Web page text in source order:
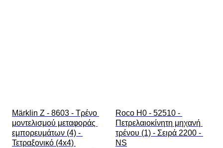
Märklin Z - 8603 - Τρένο
μοντελισμού μεταφοράς
εμπορευμάτων (4) -
Τετραξονικό (4x4)
Roco H0 - 52510 -
Πετρελαιοκίνητη μηχανή
τρένου (1) - Σειρά 2200 -
NS